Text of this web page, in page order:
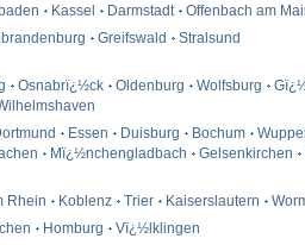
Kassel Darmstadt Offenbach am
Greifswald Stralsund
Osnabrï¿½ck Oldenburg Wolfsburg
Essen Duisburg Bochum
Mï¿½nchengladbach Gelsenkirchen
Rhein Koblenz Trier Kaiserslautern
Homburg
Vï¿½lklingen